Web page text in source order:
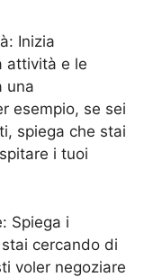
Inizia
attività e le
una
esempio, se sei
spiega che stai
i tuoi
Spiega i
cercando di
voler negoziare